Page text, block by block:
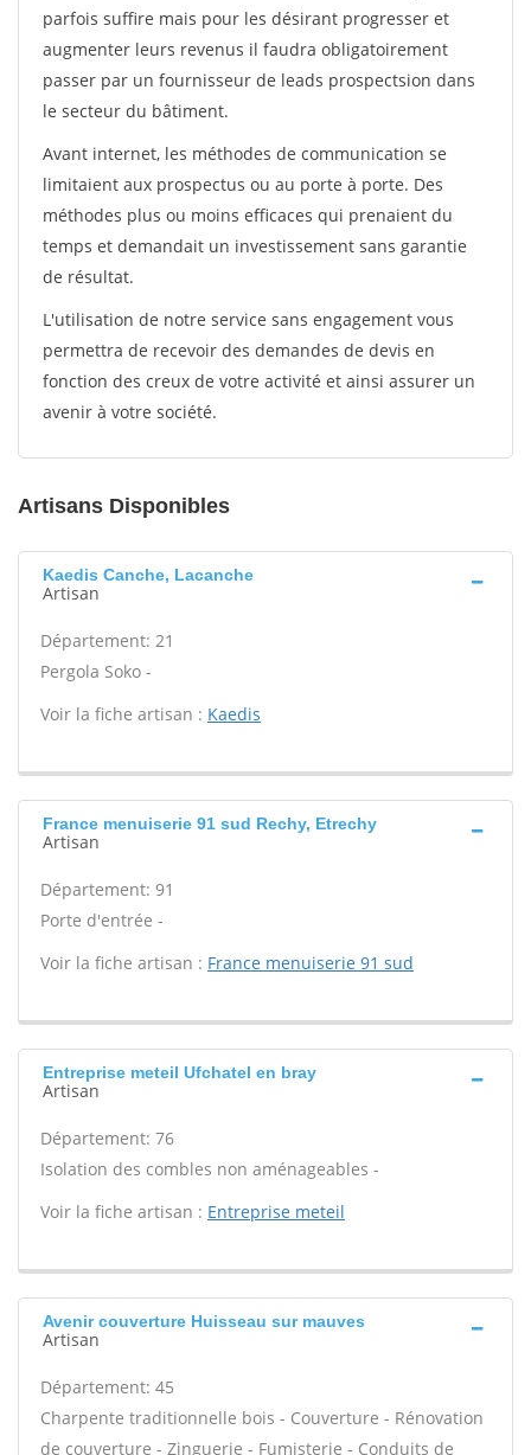
parfois suffire mais pour les désirant progresser et
augmenter leurs revenus il faudra obligatoirement
passer par un fournisseur de leads prospectsion dans
le secteur du bâtiment.
Avant internet, les méthodes de communication se
limitaient aux prospectus ou au porte à porte. Des
méthodes plus ou moins efficaces qui prenaient du
temps et demandait un investissement sans garantie
de résultat.
L'utilisation de notre service sans engagement vous
permettra de recevoir des demandes de devis en
fonction des creux de votre activité et ainsi assurer un
avenir à votre société.
Artisans Disponibles
Kaedis Canche, Lacanche
Artisan
Département: 21
Pergola Soko -
Voir la fiche artisan : Kaedis
France menuiserie 91 sud Rechy, Etrechy
Artisan
Département: 91
Porte d'entrée -
Voir la fiche artisan : France menuiserie 91 sud
Entreprise meteil Ufchatel en bray
Artisan
Département: 76
Isolation des combles non aménageables -
Voir la fiche artisan : Entreprise meteil
Avenir couverture Huisseau sur mauves
Artisan
Département: 45
Charpente traditionnelle bois - Couverture - Rénovation
de couverture - Zinguerie - Fumisterie - Conduits de